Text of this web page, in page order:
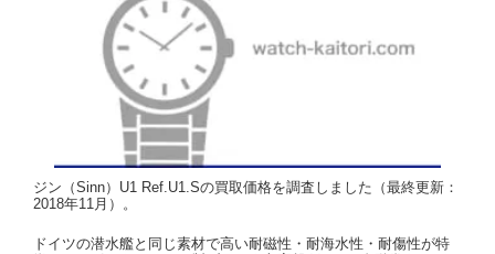
ジン（Sinn）U1 Ref.U1.Sの買取価格を調査しました（最終更新：
2018年11月）。
ドイツの潜水艦と同じ素材で高い耐磁性・耐海水性・耐傷性が特